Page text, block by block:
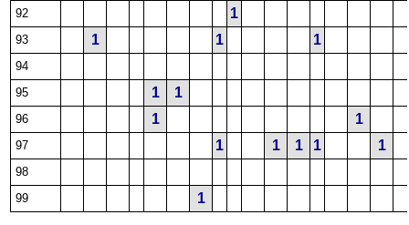
92 1
93 1 1 1
94
95
1 1
96 1 1
97 1 1 1 1 1
98
99
1